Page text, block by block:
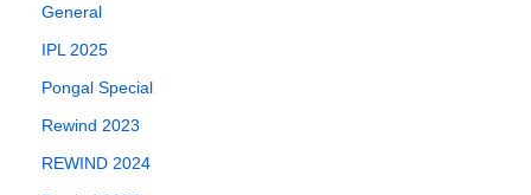
General
IPL 2025
Pongal Special
Rewind 2023
REWIND 2024